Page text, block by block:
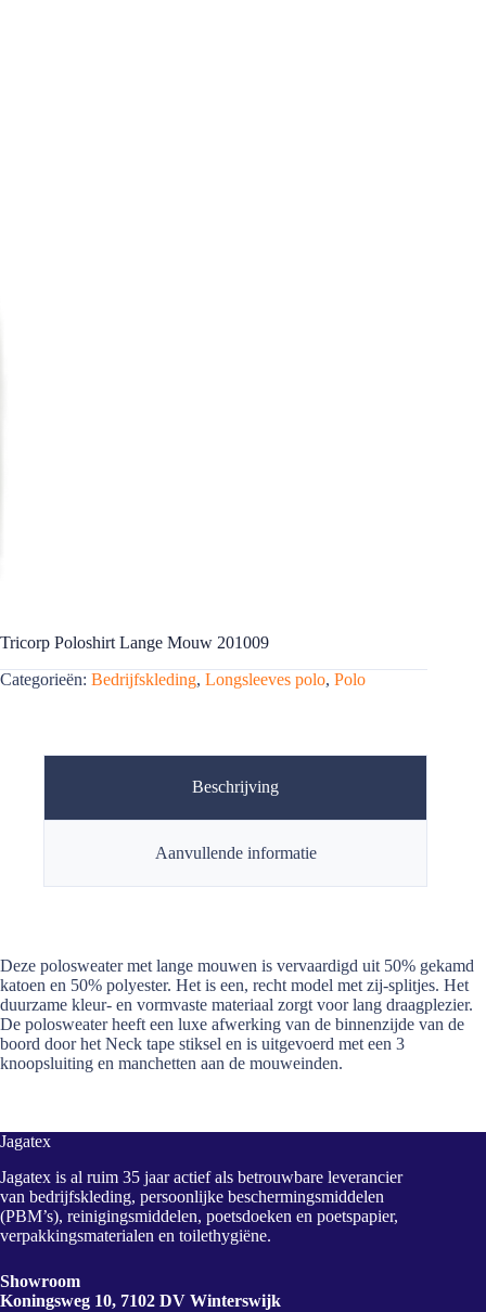
Tricorp Poloshirt Lange Mouw 201009
Categorieën: Bedrijfskleding, Longsleeves polo, Polo
Beschrijving
Aanvullende informatie
Deze polosweater met lange mouwen is vervaardigd uit 50% gekamd
katoen en 50% polyester. Het is een, recht model met zij-splitjes. Het
duurzame kleur- en vormvaste materiaal zorgt voor lang draagplezier.
De polosweater heeft een luxe afwerking van de binnenzijde van de
boord door het Neck tape stiksel en is uitgevoerd met een 3
knoopsluiting en manchetten aan de mouweinden.
Jagatex
Jagatex is al ruim 35 jaar actief als betrouwbare leverancier
van bedrijfskleding, persoonlijke beschermingsmiddelen
(PBM’s), reinigingsmiddelen, poetsdoeken en poetspapier,
verpakkingsmaterialen en toilethygiëne.
Showroom
Koningsweg 10, 7102 DV Winterswijk